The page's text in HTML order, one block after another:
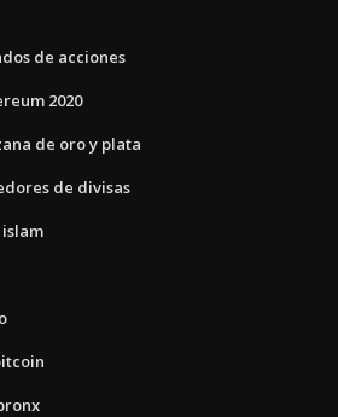
de acciones
2020
de oro y plata
de divisas